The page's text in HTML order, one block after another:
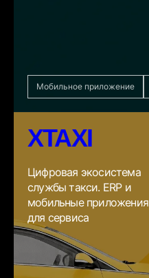
Мобильное приложение
XTAXI
Цифровая экосистема
службы такси. ERP и
мобильные приложения
для сервиса